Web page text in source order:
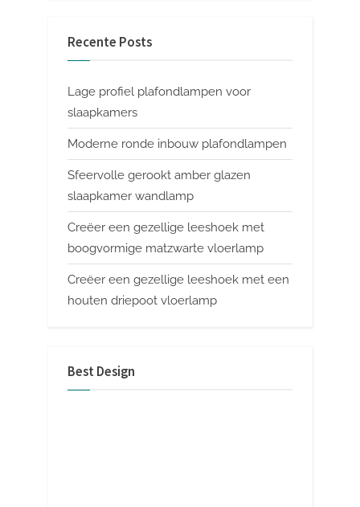
Recente Posts
Lage profiel plafondlampen voor
slaapkamers
Moderne ronde inbouw plafondlampen
Sfeervolle gerookt amber glazen
slaapkamer wandlamp
Creëer een gezellige leeshoek met
boogvormige matzwarte vloerlamp
Creëer een gezellige leeshoek met een
houten driepoot vloerlamp
Best Design